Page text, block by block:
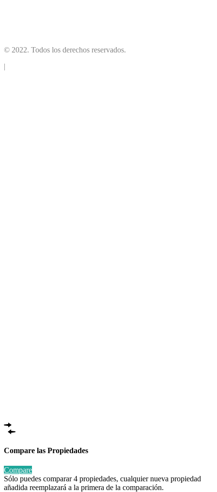
© 2022. Todos los derechos reservados.
|
Compare las Propiedades
Compare
Sólo puedes comparar 4 propiedades, cualquier nueva propiedad
añadida reemplazará a la primera de la comparación.